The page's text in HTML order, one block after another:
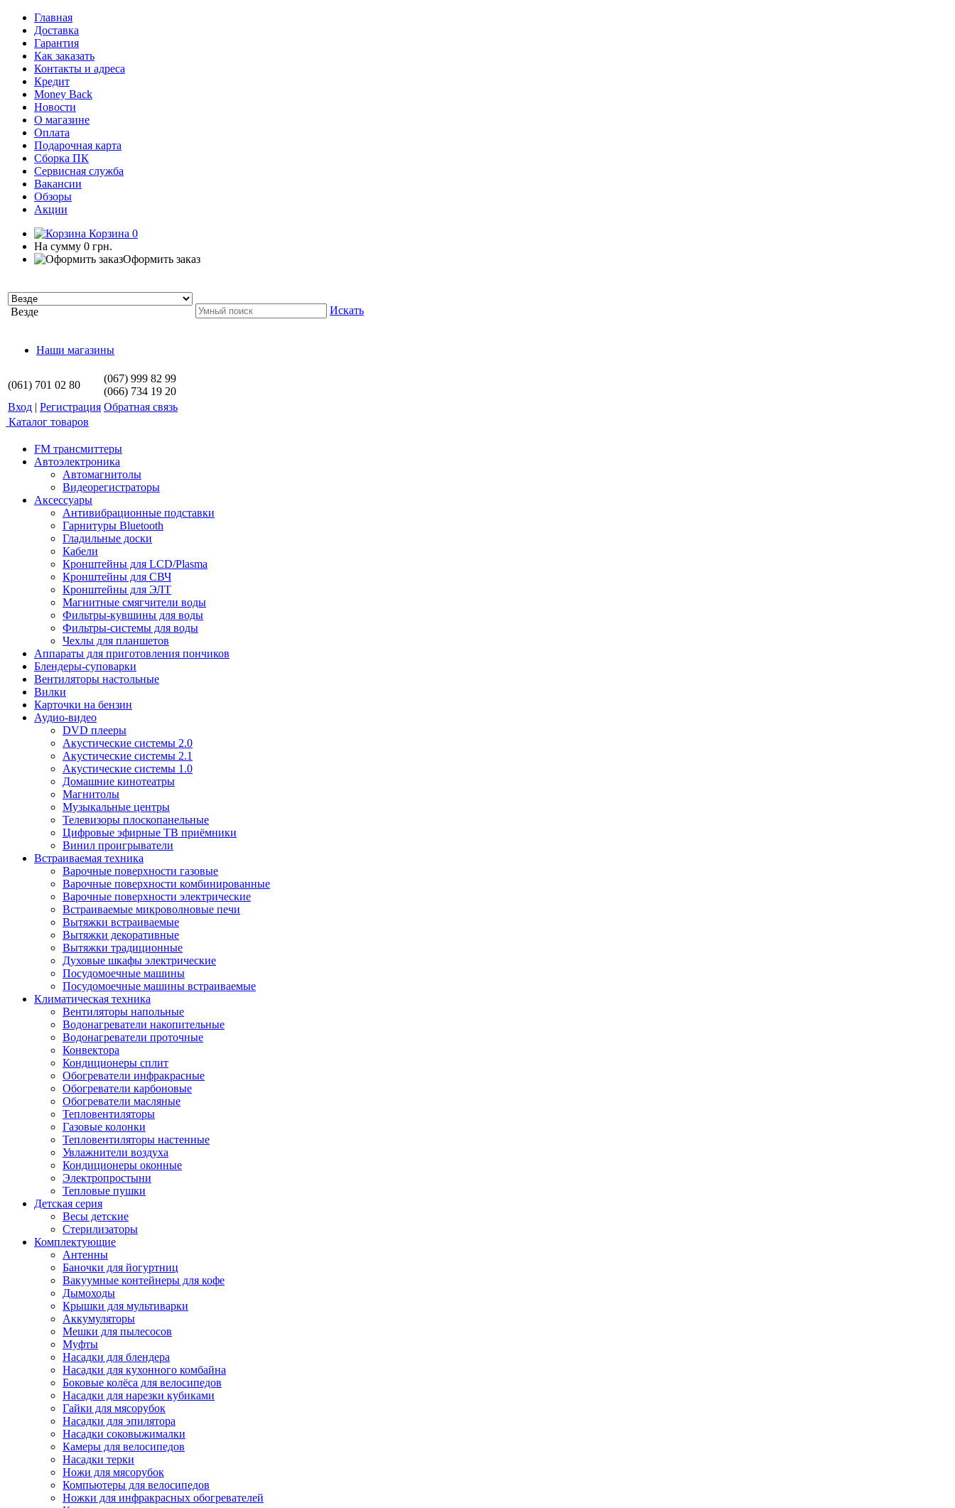
Главная
Доставка
Гарантия
Как заказать
Контакты и адреса
Кредит
Money Back
Новости
О магазине
Оплата
Подарочная карта
Сборка ПК
Сервисная служба
Вакансии
Обзоры
Акции
Корзина 0
На сумму 0 грн.
Оформить заказ
Везде Искать
Наши магазины
(061) 701 02 80
(067) 999 82 99
(066) 734 19 20
Вход | Регистрация Обратная связь
Каталог товаров
FM трансмиттеры
Автоэлектроника
Автомагнитолы
Видеорегистраторы
Аксессуары
Антивибрационные подставки
Гарнитуры Bluetooth
Гладильные доски
Кабели
Кронштейны для LCD/Plasma
Кронштейны для СВЧ
Кронштейны для ЭЛТ
Магнитные смягчители воды
Фильтры-кувшины для воды
Фильтры-системы для воды
Чехлы для планшетов
Аппараты для приготовления пончиков
Блендеры-суповарки
Вентиляторы настольные
Вилки
Карточки на бензин
Аудио-видео
DVD плееры
Акустические системы 2.0
Акустические системы 2.1
Акустические системы 1.0
Домашние кинотеатры
Магнитолы
Музыкальные центры
Телевизоры плоскопанельные
Цифровые эфирные ТВ приёмники
Винил проигрыватели
Встраиваемая техника
Варочные поверхности газовые
Варочные поверхности комбинированные
Варочные поверхности электрические
Встраиваемые микроволновые печи
Вытяжки встраиваемые
Вытяжки декоративные
Вытяжки традиционные
Духовые шкафы электрические
Посудомоечные машины
Посудомоечные машины встраиваемые
Климатическая техника
Вентиляторы напольные
Водонагреватели накопительные
Водонагреватели проточные
Конвектора
Кондиционеры сплит
Обогреватели инфракрасные
Обогреватели карбоновые
Обогреватели масляные
Тепловентиляторы
Газовые колонки
Тепловентиляторы настенные
Увлажнители воздуха
Кондиционеры оконные
Электропростыни
Тепловые пушки
Детская серия
Весы детские
Стерилизаторы
Комплектующие
Антенны
Баночки для йогуртниц
Вакуумные контейнеры для кофе
Дымоходы
Крышки для мультиварки
Аккумуляторы
Мешки для пылесосов
Муфты
Насадки для блендера
Насадки для кухонного комбайна
Боковые колёса для велосипедов
Насадки для нарезки кубиками
Гайки для мясорубок
Насадки для эпилятора
Насадки соковыжималки
Камеры для велосипедов
Насадки терки
Ножи для мясорубок
Компьютеры для велосипедов
Ножки для инфракрасных обогревателей